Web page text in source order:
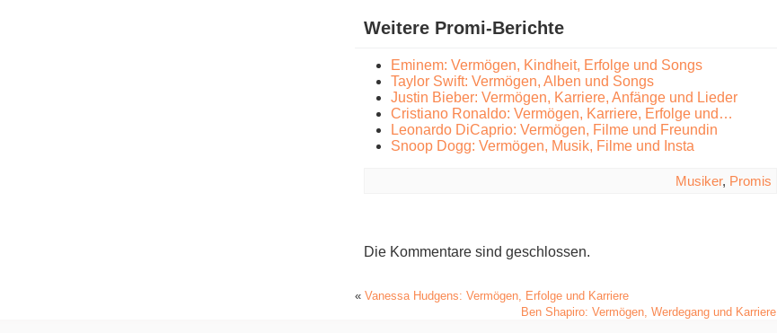
Weitere Promi-Berichte
Eminem: Vermögen, Kindheit, Erfolge und Songs
Taylor Swift: Vermögen, Alben und Songs
Justin Bieber: Vermögen, Karriere, Anfänge und Lieder
Cristiano Ronaldo: Vermögen, Karriere, Erfolge und…
Leonardo DiCaprio: Vermögen, Filme und Freundin
Snoop Dogg: Vermögen, Musik, Filme und Insta
Musiker, Promis
Die Kommentare sind geschlossen.
« Vanessa Hudgens: Vermögen, Erfolge und Karriere
Ben Shapiro: Vermögen, Werdegang und Karriere